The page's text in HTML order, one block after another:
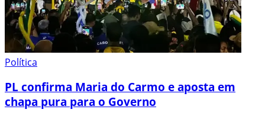
Política
PL confirma Maria do Carmo e aposta em
chapa pura para o Governo